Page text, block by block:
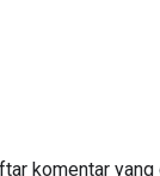
komentar